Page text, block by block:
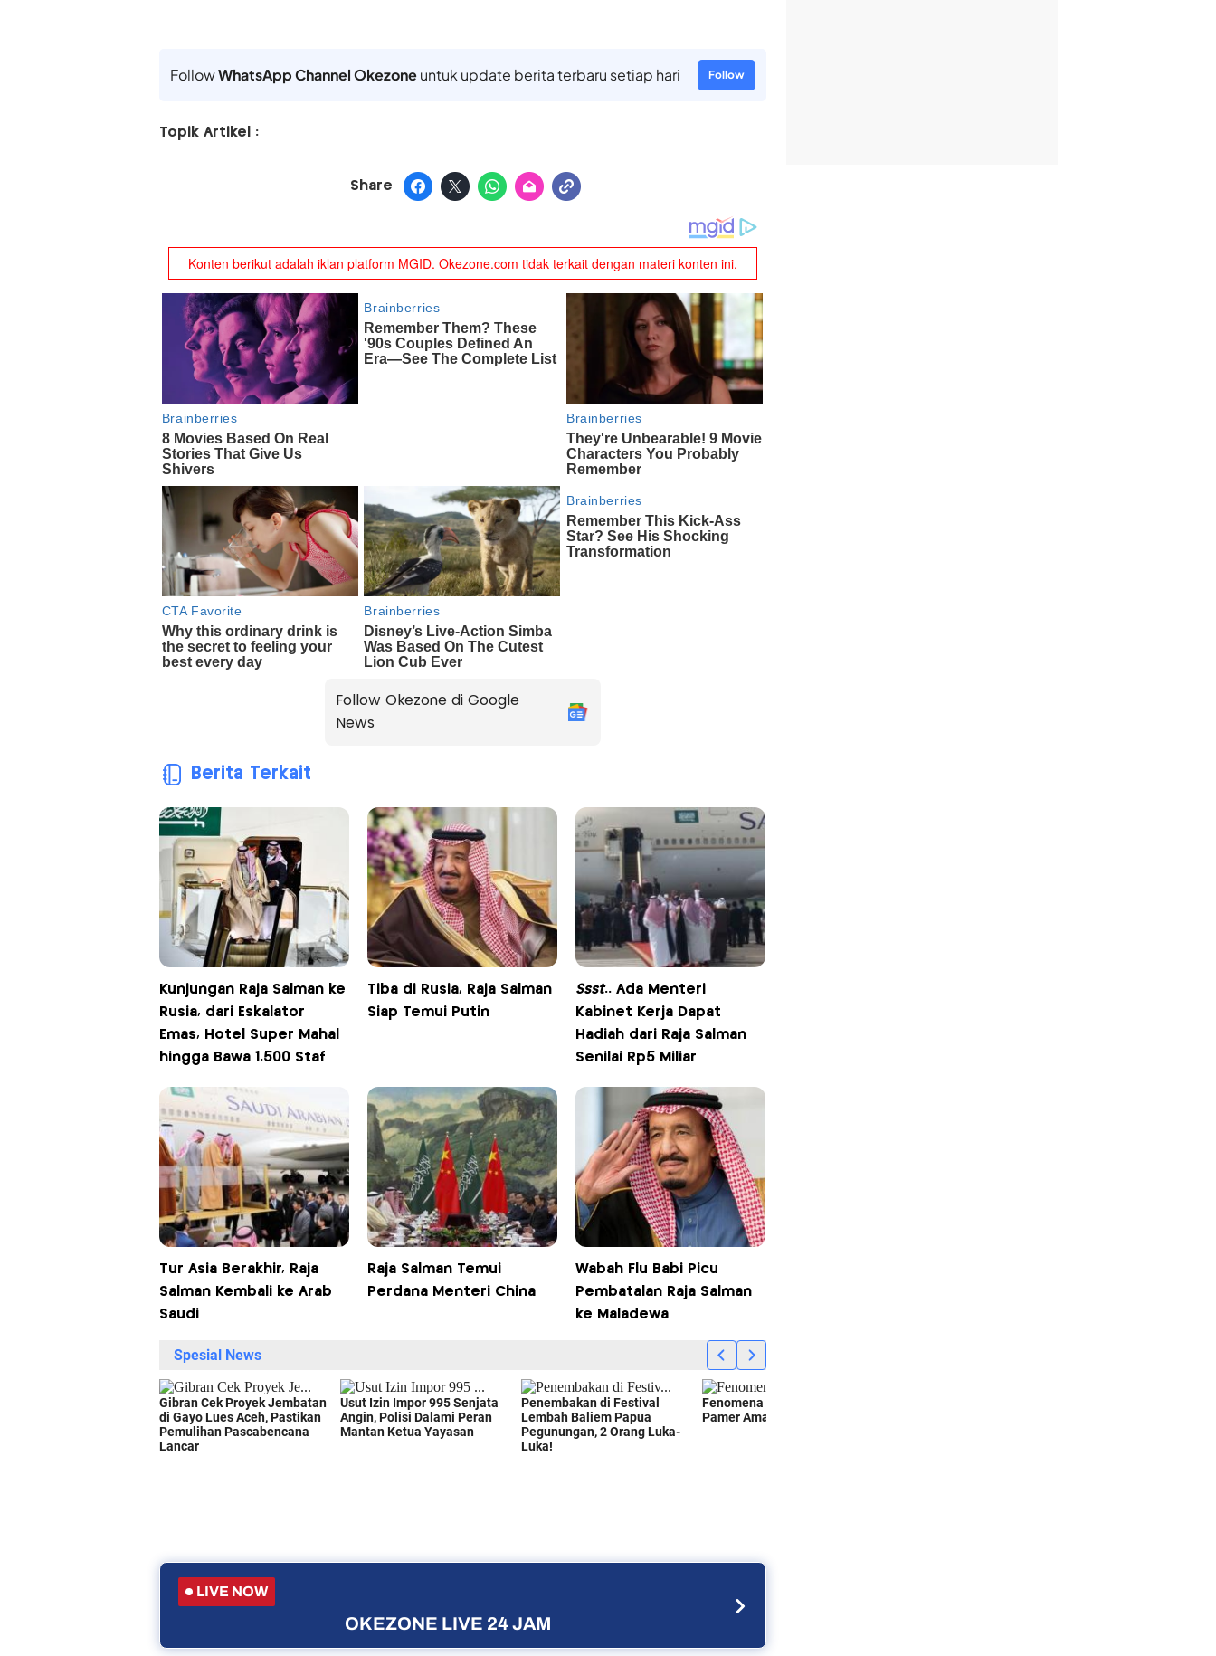
FollowWhatsApp Channel Okezoneuntuk update berita terbaru setiap hari Follow
Topik Artikel :
Share
Follow Okezone di Google
News
Berita Terkait
Kunjungan Raja Salman ke
Rusia, dari Eskalator
Emas, Hotel Super Mahal
hingga Bawa 1.500 Staf
Tiba di Rusia, Raja Salman
Siap Temui Putin
Ssst.. Ada Menteri
Kabinet Kerja Dapat
Hadiah dari Raja Salman
Senilai Rp5 Miliar
Tur Asia Berakhir, Raja
Salman Kembali ke Arab
Saudi
Raja Salman Temui
Perdana Menteri China
Wabah Flu Babi Picu
Pembatalan Raja Salman
ke Maladewa
LIVE NOW
OKEZONE LIVE 24 JAM